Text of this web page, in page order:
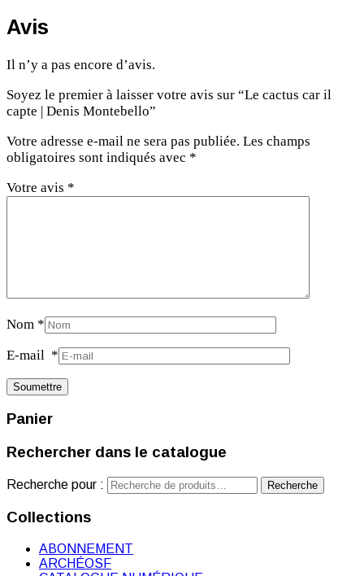
Avis
Il n’y a pas encore d’avis.
Soyez le premier à laisser votre avis sur “Le cactus car il
capte | Denis Montebello”
Votre adresse e-mail ne sera pas publiée. Les champs
obligatoires sont indiqués avec *
Votre avis *
Nom *
E-mail *
Panier
Rechercher dans le catalogue
Recherche pour : Recherche
Collections
ABONNEMENT
ARCHÉOSF